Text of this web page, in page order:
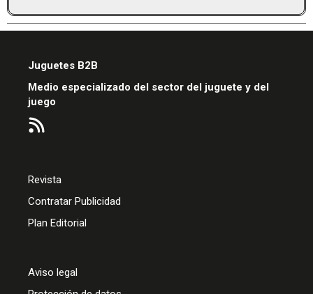
Juguetes B2B
Medio especializado del sector del juguete y del
juego
Revista
Contratar Publicidad
Plan Editorial
Aviso legal